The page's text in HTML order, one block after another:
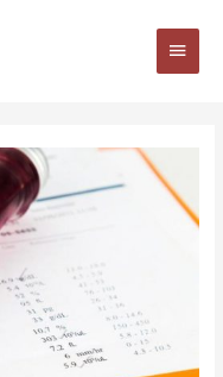
Main
Menu